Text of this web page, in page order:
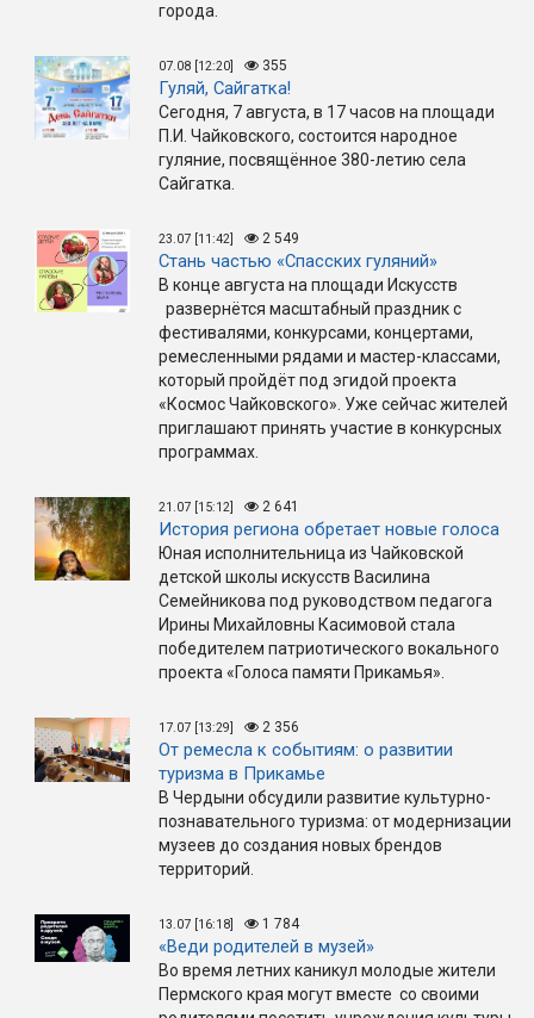
города.
07.08 [12:20] 355
Гуляй, Сайгатка!
Сегодня, 7 августа, в 17 часов на площади
П.И. Чайковского, состоится народное
гуляние, посвящённое 380-летию села
Сайгатка.
23.07 [11:42] 2 549
Стань частью «Спасских гуляний»
В конце августа на площади Искусств
развернётся масштабный праздник с
фестивалями, конкурсами, концертами,
ремесленными рядами и мастер-классами,
который пройдёт под эгидой проекта
«Космос Чайковского». Уже сейчас жителей
приглашают принять участие в конкурсных
программах.
21.07 [15:12] 2 641
История региона обретает новые голоса
Юная исполнительница из Чайковской
детской школы искусств Василина
Семейникова под руководством педагога
Ирины Михайловны Касимовой стала
победителем патриотического вокального
проекта «Голоса памяти Прикамья».
17.07 [13:29] 2 356
От ремесла к событиям: о развитии
туризма в Прикамье
В Чердыни обсудили развитие культурно-
познавательного туризма: от модернизации
музеев до создания новых брендов
территорий.
13.07 [16:18] 1 784
«Веди родителей в музей»
Во время летних каникул молодые жители
Пермского края могут вместе со своими